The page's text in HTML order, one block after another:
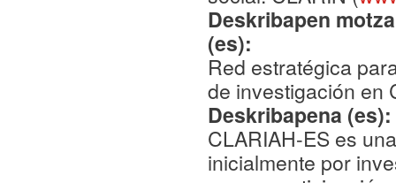
Deskribapen
(es):
Red estratégica
de investigación en
Deskribapena (es):
CLARIAH-ES es
inicialmente por